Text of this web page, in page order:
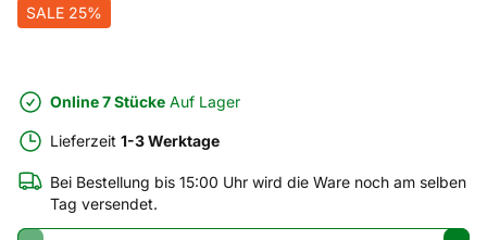
SALE 25%
Online 7 Stücke Auf Lager
Lieferzeit 1-3 Werktage
Bei Bestellung bis 15:00 Uhr wird die Ware noch am selben
Tag versendet.